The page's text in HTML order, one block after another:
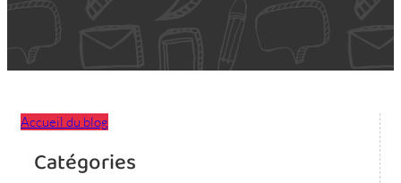
Accueil du blog
Catégories